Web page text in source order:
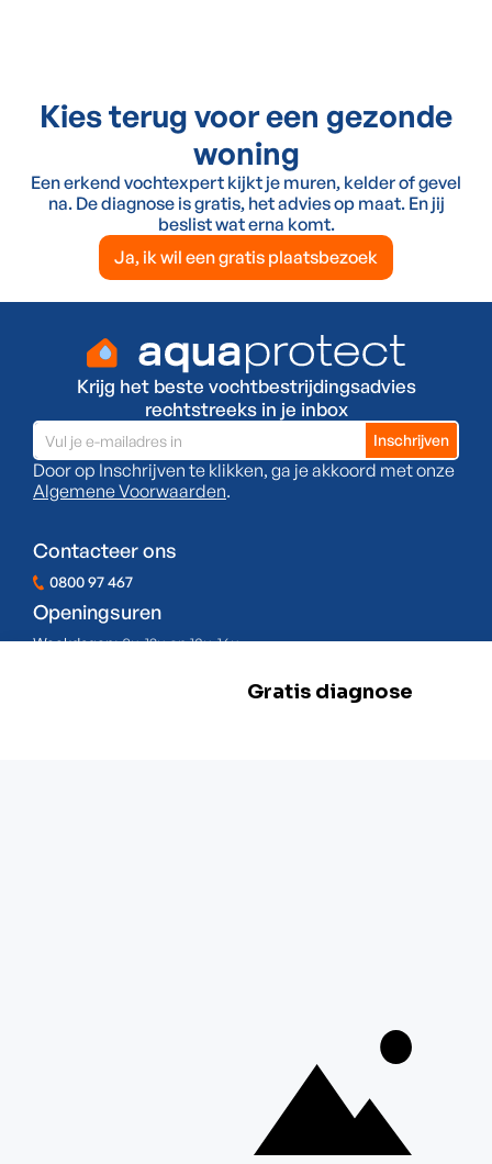
Kies terug voor een gezonde
woning
Een erkend vochtexpert kijkt je muren, kelder of gevel
na. De diagnose is gratis, het advies op maat. En jij
beslist wat erna komt.
Ja, ik wil een gratis plaatsbezoek
Krijg het beste vochtbestrijdingsadvies
rechtstreeks in je inbox
Door op Inschrijven te klikken, ga je akkoord met onze
Algemene Voorwaarden.
Contacteer ons
0800 97 467
Openingsuren
Weekdagen:8u-12u en 13u-16u